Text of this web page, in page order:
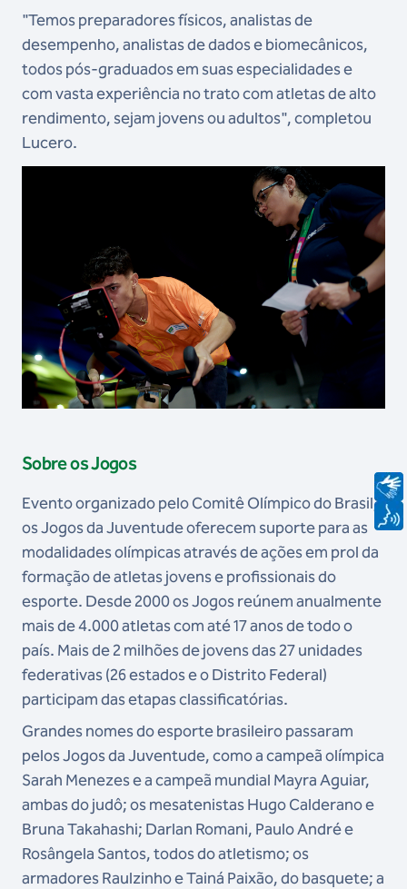
"Temos preparadores físicos, analistas de
desempenho, analistas de dados e biomecânicos,
todos pós-graduados em suas especialidades e
com vasta experiência no trato com atletas de alto
rendimento, sejam jovens ou adultos", completou
Lucero.
Sobre os Jogos
Evento organizado pelo Comitê Olímpico do Brasil,
os Jogos da Juventude oferecem suporte para as
modalidades olímpicas através de ações em prol da
formação de atletas jovens e profissionais do
esporte. Desde 2000 os Jogos reúnem anualmente
mais de 4.000 atletas com até 17 anos de todo o
país. Mais de 2 milhões de jovens das 27 unidades
federativas (26 estados e o Distrito Federal)
participam das etapas classificatórias.
Grandes nomes do esporte brasileiro passaram
pelos Jogos da Juventude, como a campeã olímpica
Sarah Menezes e a campeã mundial Mayra Aguiar,
ambas do judô; os mesatenistas Hugo Calderano e
Bruna Takahashi; Darlan Romani, Paulo André e
Rosângela Santos, todos do atletismo; os
armadores Raulzinho e Tainá Paixão, do basquete; a